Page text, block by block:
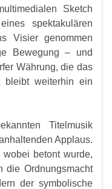
Sketch
spektakulären
Visier genommen
Bewegung – und
Währung, die das
bleibt weiterhin ein
Titelmusik
Applaus.
betont wurde,
die Ordnungsmacht
der symbolische